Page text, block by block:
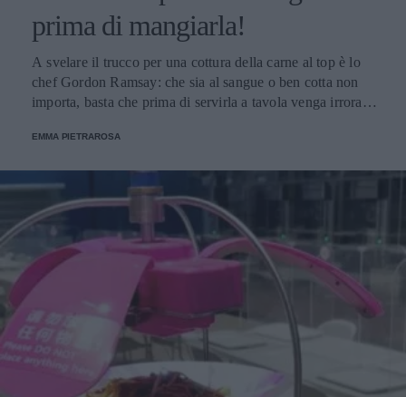
prima di mangiarla!
A svelare il trucco per una cottura della carne al top è lo
chef Gordon Ramsay: che sia al sangue o ben cotta non
importa, basta che prima di servirla a tavola venga irrorata
EMMA PIETRAROSA